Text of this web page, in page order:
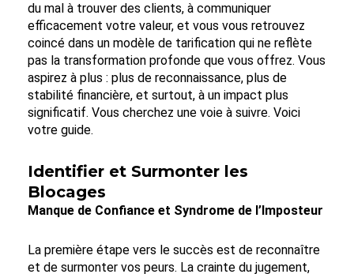
du mal à trouver des clients, à communiquer
efficacement votre valeur, et vous vous retrouvez
coincé dans un modèle de tarification qui ne reflète
pas la transformation profonde que vous offrez. Vous
aspirez à plus : plus de reconnaissance, plus de
stabilité financière, et surtout, à un impact plus
significatif. Vous cherchez une voie à suivre. Voici
votre guide.
Identifier et Surmonter les
Blocages
Manque de Confiance et Syndrome de l’Imposteur
La première étape vers le succès est de reconnaître
et de surmonter vos peurs. La crainte du jugement,